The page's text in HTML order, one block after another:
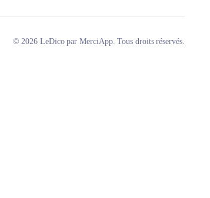
© 2026 LeDico par MerciApp. Tous droits réservés.